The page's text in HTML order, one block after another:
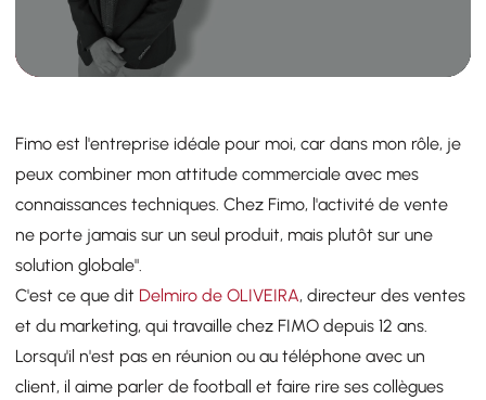
Fimo est l'entreprise idéale pour moi, car dans mon rôle, je
peux combiner mon attitude commerciale avec mes
connaissances techniques. Chez Fimo, l'activité de vente
ne porte jamais sur un seul produit, mais plutôt sur une
solution globale".
C'est ce que dit Delmiro de OLIVEIRA, directeur des ventes
et du marketing, qui travaille chez FIMO depuis 12 ans.
Lorsqu'il n'est pas en réunion ou au téléphone avec un
client, il aime parler de football et faire rire ses collègues